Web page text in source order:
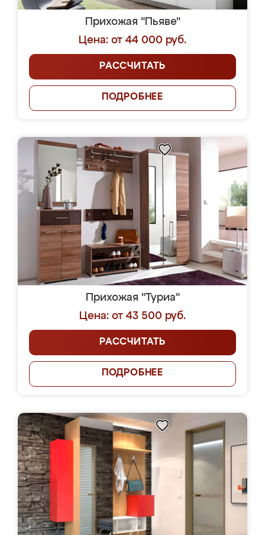
Прихожая "Пьяве"
Цена: от 44 000 руб.
РАССЧИТАТЬ
ПОДРОБНЕЕ
Прихожая "Туриа"
Цена: от 43 500 руб.
РАССЧИТАТЬ
ПОДРОБНЕЕ